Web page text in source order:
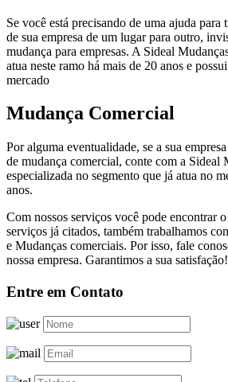
Se você está precisando de uma ajuda para
de sua empresa de um lugar para outro,
mudança para empresas. A Sideal
atua neste ramo há mais de 20 anos e
mercado
Mudança Comercial
Por alguma eventualidade, se a sua
de mudança comercial, conte com a Sideal
especializada no segmento que já atua no
anos.
Com nossos serviços você pode encontrar
serviços já citados, também trabalhamos
e Mudanças comerciais. Por isso, fale
nossa empresa. Garantimos a sua satisfação!
Entre em Contato